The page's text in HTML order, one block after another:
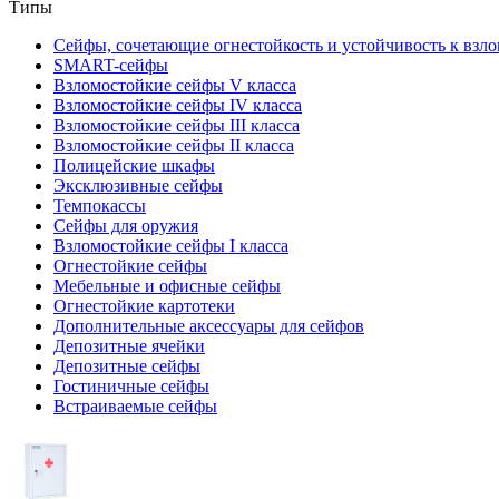
Типы
Сейфы, сочетающие огнестойкость и устойчивость к
SMART-сейфы
Взломостойкие сейфы V класса
Взломостойкие сейфы IV класса
Взломостойкие сейфы III класса
Взломостойкие сейфы II класса
Полицейские шкафы
Эксклюзивные сейфы
Темпокассы
Сейфы для оружия
Взломостойкие сейфы I класса
Огнестойкие сейфы
Мебельные и офисные сейфы
Огнестойкие картотеки
Дополнительные аксессуары для сейфов
Депозитные ячейки
Депозитные сейфы
Гостиничные сейфы
Встраиваемые сейфы